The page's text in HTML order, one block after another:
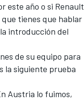
este año o si Renault
tienes que hablar
introducción del
de su equipo para
la siguiente prueba
Austria lo fuimos,